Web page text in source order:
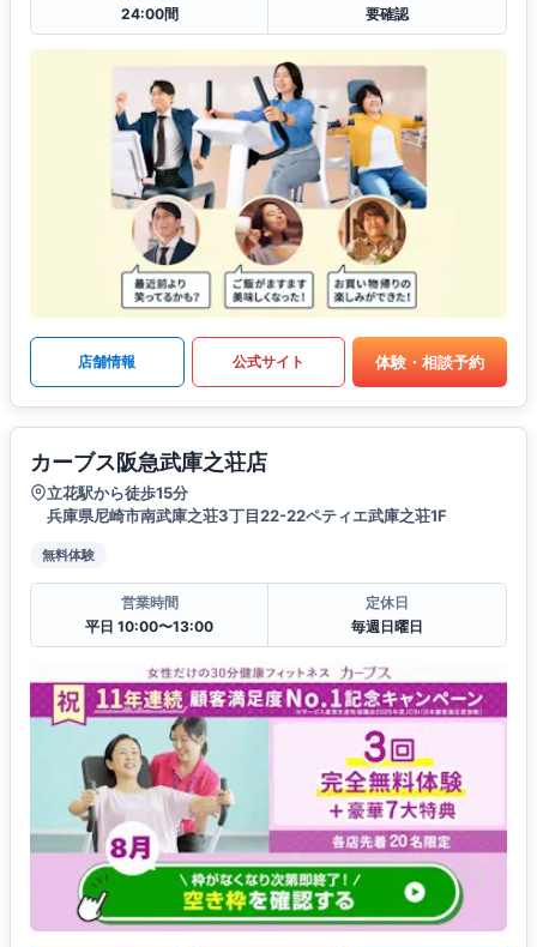
24:00間
要確認
店舗情報 公式サイト 体験・相談予約
カーブス阪急武庫之荘店
立花駅から徒歩15分
兵庫県尼崎市南武庫之荘3丁目22-22ペティエ武庫之荘1F
無料体験
営業時間
平日 10:00〜13:00
定休日
毎週日曜日